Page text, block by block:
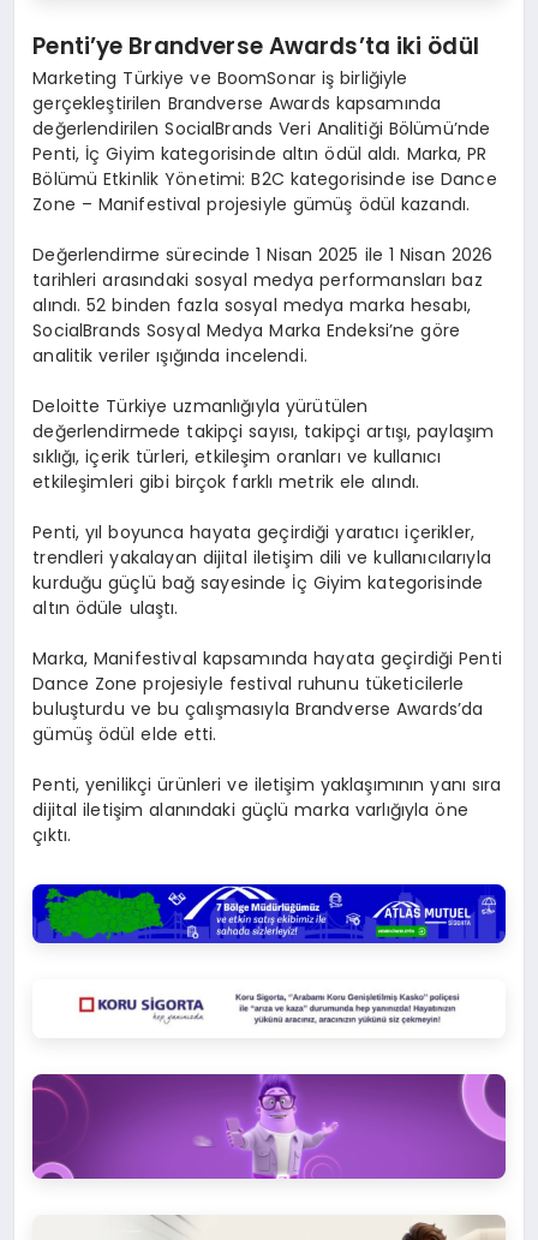
Penti’ye Brandverse Awards’ta iki ödül
Marketing Türkiye ve BoomSonar iş birliğiyle
gerçekleştirilen Brandverse Awards kapsamında
değerlendirilen SocialBrands Veri Analitiği Bölümü’nde
Penti, İç Giyim kategorisinde altın ödül aldı. Marka, PR
Bölümü Etkinlik Yönetimi: B2C kategorisinde ise Dance
Zone – Manifestival projesiyle gümüş ödül kazandı.
Değerlendirme sürecinde 1 Nisan 2025 ile 1 Nisan 2026
tarihleri arasındaki sosyal medya performansları baz
alındı. 52 binden fazla sosyal medya marka hesabı,
SocialBrands Sosyal Medya Marka Endeksi’ne göre
analitik veriler ışığında incelendi.
Deloitte Türkiye uzmanlığıyla yürütülen
değerlendirmede takipçi sayısı, takipçi artışı, paylaşım
sıklığı, içerik türleri, etkileşim oranları ve kullanıcı
etkileşimleri gibi birçok farklı metrik ele alındı.
Penti, yıl boyunca hayata geçirdiği yaratıcı içerikler,
trendleri yakalayan dijital iletişim dili ve kullanıcılarıyla
kurduğu güçlü bağ sayesinde İç Giyim kategorisinde
altın ödüle ulaştı.
Marka, Manifestival kapsamında hayata geçirdiği Penti
Dance Zone projesiyle festival ruhunu tüketicilerle
buluşturdu ve bu çalışmasıyla Brandverse Awards’da
gümüş ödül elde etti.
Penti, yenilikçi ürünleri ve iletişim yaklaşımının yanı sıra
dijital iletişim alanındaki güçlü marka varlığıyla öne
çıktı.